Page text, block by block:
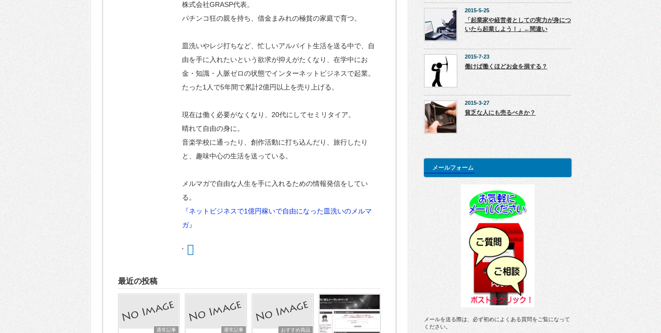
株式会社GRASP代表。
パチンコ狂の親を持ち、借金まみれの極貧の家庭で育つ。
皿洗いやレジ打ちなど、忙しいアルバイト生活を送る中で、自
由を手に入れたいという欲求が抑えがたくなり、在学中にお
金・知識・人脈ゼロの状態でインターネットビジネスで起業。
たった1人で5年間で累計2億円以上を売り上げる。
現在は働く必要がなくなり、20代にしてセミリタイア。
晴れて自由の身に。
音楽学校に通ったり、創作活動に打ち込んだり、旅行したり
と、趣味中心の生活を送っている。
メルマガで自由な人生を手に入れるための情報発信をしてい
る。
『ネットビジネスで1億円稼いで自由になった皿洗いのメルマ
ガ』
最近の投稿
通常記事 通常記事 おすすめ商品
2015-5-25
「起業家や経営者としての実力が身につ
いたら起業しよう！」←間違い
2015-7-23
働けば働くほどお金を損する？
2015-3-27
貧乏な人にも売るべきか？
メールフォーム
メールを送る際は、必ず初めによくある質問をご覧になって
ください。